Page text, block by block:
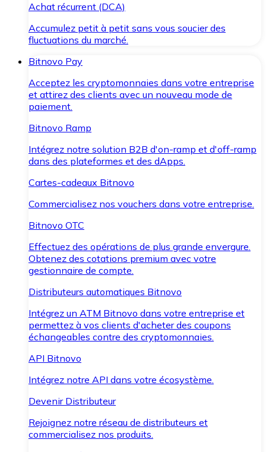
Achat récurrent (DCA)
Accumulez petit à petit sans vous soucier des
fluctuations du marché.
Bitnovo Pay
Acceptez les cryptomonnaies dans votre entreprise
et attirez des clients avec un nouveau mode de
paiement.
Bitnovo Ramp
Intégrez notre solution B2B d'on-ramp et d'off-ramp
dans des plateformes et des dApps.
Cartes-cadeaux Bitnovo
Commercialisez nos vouchers dans votre entreprise.
Bitnovo OTC
Effectuez des opérations de plus grande envergure.
Obtenez des cotations premium avec votre
gestionnaire de compte.
Distributeurs automatiques Bitnovo
Intégrez un ATM Bitnovo dans votre entreprise et
permettez à vos clients d'acheter des coupons
échangeables contre des cryptomonnaies.
API Bitnovo
Intégrez notre API dans votre écosystème.
Devenir Distributeur
Rejoignez notre réseau de distributeurs et
commercialisez nos produits.